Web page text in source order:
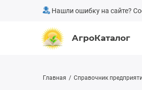
Нашли ошибку на сайте?
АгроКаталог
Главная Справочник